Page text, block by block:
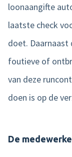
loonaangifte
laatste check
doet.
foutieve of
van deze
doen is op de
De